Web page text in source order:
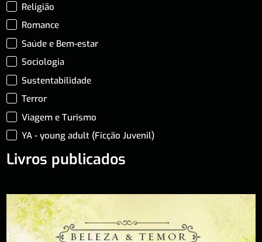
Religião
Romance
Saúde e Bem-estar
Sociologia
Sustentabilidade
Terror
Viagem e Turismo
YA - young adult (Ficção Juvenil)
Livros publicados